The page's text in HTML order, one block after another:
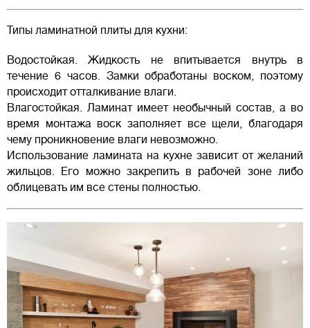
Типы ламинатной плиты для кухни:
Водостойкая. Жидкость не впитывается внутрь в
течение 6 часов. Замки обработаны воском, поэтому
происходит отталкивание влаги.
Влагостойкая. Ламинат имеет необычный состав, а во
время монтажа воск заполняет все щели, благодаря
чему проникновение влаги невозможно.
Использование ламината на кухне зависит от желаний
жильцов. Его можно закрепить в рабочей зоне либо
облицевать им все стены полностью.